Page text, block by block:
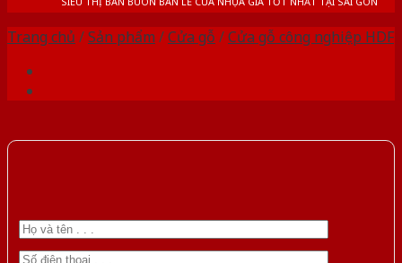
Trang chủ /Sản phẩm /Cửa gỗ /Cửa gỗ công nghiệp HDF